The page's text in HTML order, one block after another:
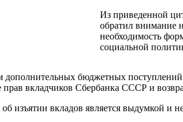
Из приведенной
обратил внимание
необходимость
социальной
бюджетных
прав вкладчиков Сбербанка СССР и
изъятии вкладов является выдумкой